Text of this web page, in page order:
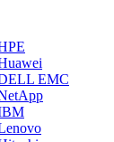
EMC